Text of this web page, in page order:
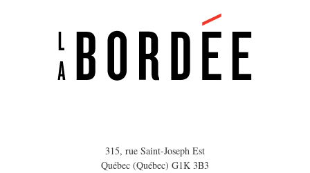
315, rue Saint-Joseph Est
Québec (Québec) G1K 3B3